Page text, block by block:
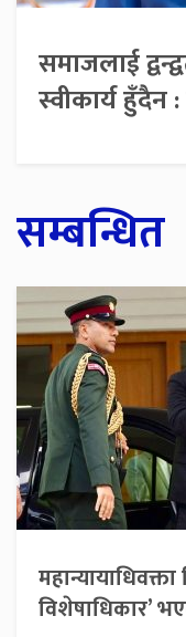
समाजलाई
स्वीकार्य
सम्बन्धित
विशेषाधिकार’